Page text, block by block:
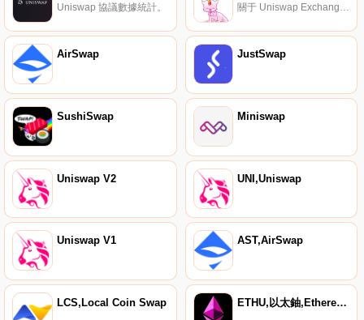
Uniswap 協議數據統計。
AirSwap JustSwap
SushiSwap Miniswap
Uniswap V2 UNI,Uniswap
Uniswap V1 AST,AirSwap
LCS,Local Coin Swap ETHU,以太鈾,Ethereum Uniswap